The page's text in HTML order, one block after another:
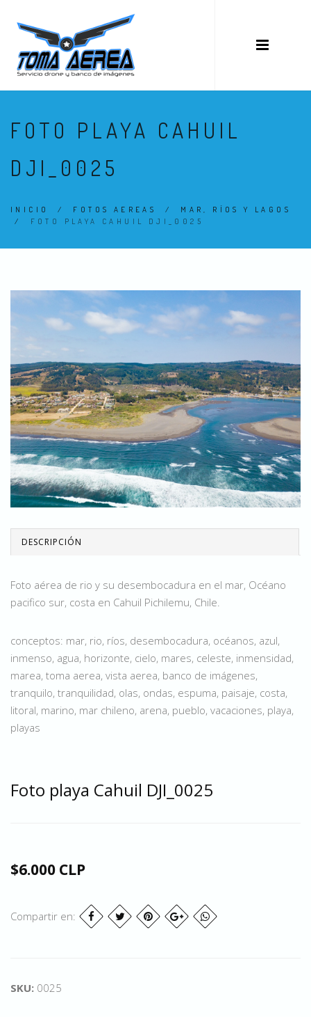
FOTO PLAYA CAHUIL
DJI_0025
INICIO / FOTOS AEREAS / MAR, RÍOS Y LAGOS
/ FOTO PLAYA CAHUIL DJI_0025
DESCRIPCIÓN
Foto aérea de rio y su desembocadura en el mar, Océano
pacifico sur, costa en Cahuil Pichilemu, Chile.
conceptos: mar, rio, ríos, desembocadura, océanos, azul,
inmenso, agua, horizonte, cielo, mares, celeste, inmensidad,
marea, toma aerea, vista aerea, banco de imágenes,
tranquilo, tranquilidad, olas, ondas, espuma, paisaje, costa,
litoral, marino, mar chileno, arena, pueblo, vacaciones, playa,
playas
Foto playa Cahuil DJI_0025
$6.000 CLP
Compartir en:
SKU: 0025